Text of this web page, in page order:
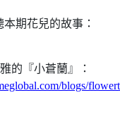
本期花兒的故事：
的『小蒼蘭』：
blogs/